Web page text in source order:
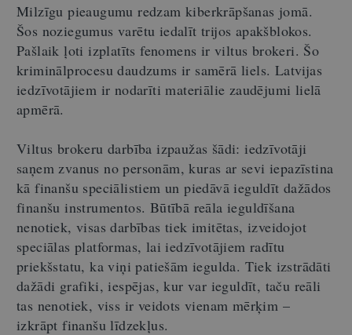
Milzīgu pieaugumu redzam kiberkrāpšanas jomā.
Šos noziegumus varētu iedalīt trijos apakšblokos.
Pašlaik ļoti izplatīts fenomens ir viltus brokeri. Šo
kriminālprocesu daudzums ir samērā liels. Latvijas
iedzīvotājiem ir nodarīti materiālie zaudējumi lielā
apmērā.
Viltus brokeru darbība izpaužas šādi: iedzīvotāji
saņem zvanus no personām, kuras ar sevi iepazīstina
kā finanšu speciālistiem un piedāvā ieguldīt dažādos
finanšu instrumentos. Būtībā reāla ieguldīšana
nenotiek, visas darbības tiek imitētas, izveidojot
speciālas platformas, lai iedzīvotājiem radītu
priekšstatu, ka viņi patiešām iegulda. Tiek izstrādāti
dažādi grafiki, iespējas, kur var ieguldīt, taču reāli
tas nenotiek, viss ir veidots vienam mērķim –
izkrāpt finanšu līdzekļus.